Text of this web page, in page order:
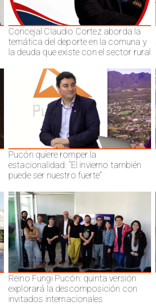
Concejal Claudio Cortez aborda la
temática del deporte en la comuna y
la deuda que existe con el sector rural
Pucón quiere romper la
estacionalidad: “El invierno también
puede ser nuestro fuerte”
Reino Fungi Pucón: quinta versión
explorará la descomposición con
invitados internacionales